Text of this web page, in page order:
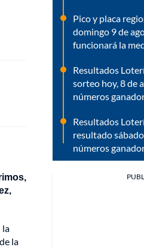
la
la
Pico y placa
domingo 9 de
funcionará la
Resultados
sorteo hoy, 8 de
números
Resultados
resultado
números